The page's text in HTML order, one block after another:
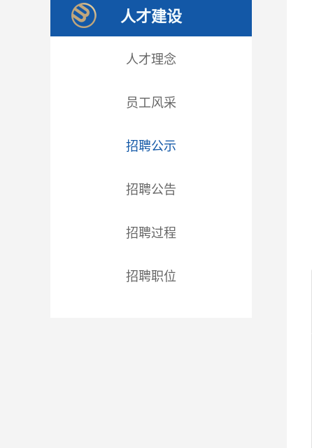
人才建设
人才理念
员工风采
招聘公示
招聘公告
招聘过程
招聘职位